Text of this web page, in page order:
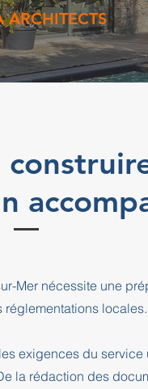
ARCHITECTS
Mer nécessite une
locales.
exigences du
la rédaction des